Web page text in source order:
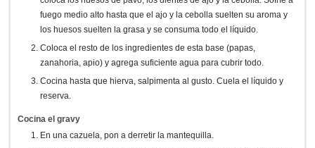
fuego medio alto hasta que el ajo y la cebolla suelten su aroma y
los huesos suelten la grasa y se consuma todo el líquido.
Coloca el resto de los ingredientes de esta base (papas,
zanahoria, apio) y agrega suficiente agua para cubrir todo.
Cocina hasta que hierva, salpimenta al gusto. Cuela el líquido y
reserva.
Cocina el gravy
En una cazuela, pon a derretir la mantequilla.